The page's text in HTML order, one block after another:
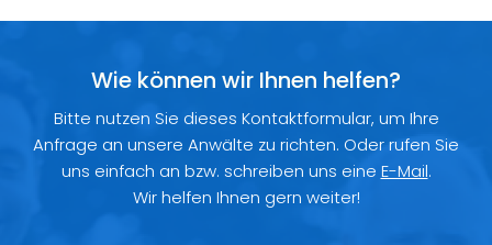
Wie können wir Ihnen helfen?
Bitte nutzen Sie dieses Kontaktformular, um Ihre
Anfrage an unsere Anwälte zu richten. Oder rufen Sie
uns einfach an bzw. schreiben uns eine E-Mail.
Wir helfen Ihnen gern weiter!